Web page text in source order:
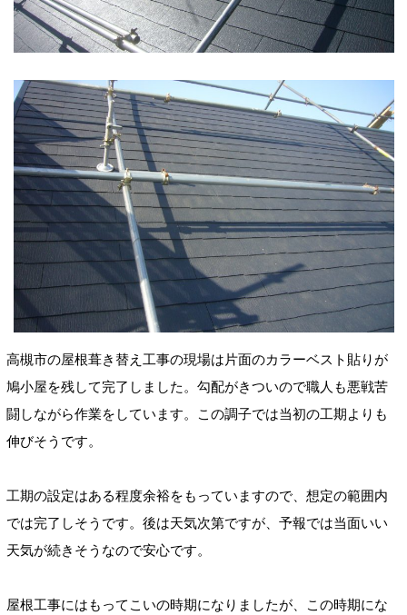
高槻市の屋根葺き替え工事の現場は片面のカラーベスト貼りが
鳩小屋を残して完了しました。勾配がきついので職人も悪戦苦
闘しながら作業をしています。この調子では当初の工期よりも
伸びそうです。
工期の設定はある程度余裕をもっていますので、想定の範囲内
では完了しそうです。後は天気次第ですが、予報では当面いい
天気が続きそうなので安心です。
屋根工事にはもってこいの時期になりましたが、この時期にな